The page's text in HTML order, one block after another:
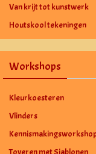
Van krijt tot kunstwerk
Houtskool tekeningen
Workshops
Kleurkoesteren
Vlinders